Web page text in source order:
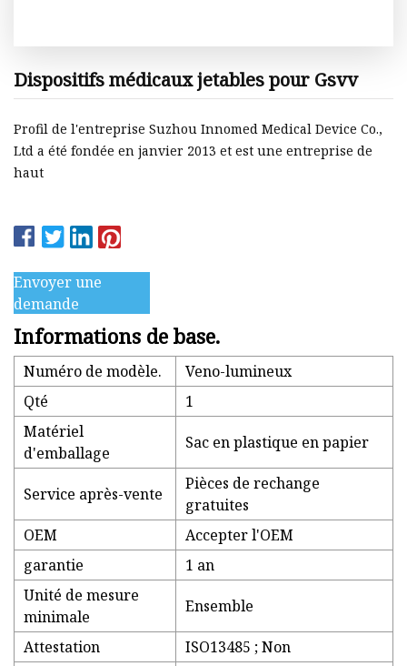
Dispositifs médicaux jetables pour Gsvv
Profil de l'entreprise Suzhou Innomed Medical Device Co.,
Ltd a été fondée en janvier 2013 et est une entreprise de
haut
Envoyer une
demande
Informations de base.
Numéro de modèle.
Veno-lumineux
Qté
1
Matériel
d'emballage
Sac en plastique en papier
Service après-vente
Pièces de rechange
gratuites
OEM
Accepter l'OEM
garantie
1 an
Unité de mesure
minimale
Ensemble
Attestation ISO13485 ; Non